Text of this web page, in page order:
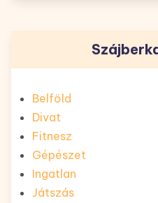
Belföld
Divat
Fitnesz
Gépészet
Ingatlan
Játszás